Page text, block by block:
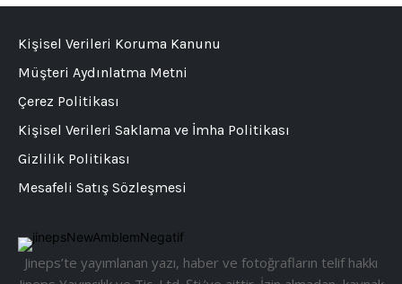
Jineps’te yayımlanan yazı, haber ve fotoğrafların telif hakkı
Kişisel Verileri Koruma Kanunu
Müşteri Aydınlatma Metni
Çerez Politikası
Kişisel Verileri Saklama ve İmha Politikası
Gizlilik Politikası
Mesafeli Satış Sözleşmesi